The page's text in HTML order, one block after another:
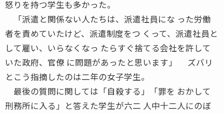
怒りを持つ学生も多かった。
「派遣と関係ない人たちは、派遣社員にな った労働
者を責めていたけど、派遣制度をつ くって、派遣社員と
して雇い、いらなくなっ たらすぐ捨てる会社を許して
いた政府、官僚 に問題があったと思います」 ズバリ
とこう指摘したのは二年の女子学生。
最後の質問に関しては「自殺する」「罪を おかして
刑務所に入る」と答えた学生が六二 人中十二人にのぼ